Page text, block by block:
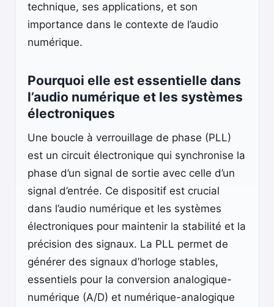
technique, ses applications, et son
importance dans le contexte de l’audio
numérique.
Pourquoi elle est essentielle dans
l’audio numérique et les systèmes
électroniques
Une boucle à verrouillage de phase (PLL)
est un circuit électronique qui synchronise la
phase d’un signal de sortie avec celle d’un
signal d’entrée. Ce dispositif est crucial
dans l’audio numérique et les systèmes
électroniques pour maintenir la stabilité et la
précision des signaux. La PLL permet de
générer des signaux d’horloge stables,
essentiels pour la conversion analogique-
numérique (A/D) et numérique-analogique